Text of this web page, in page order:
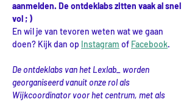
aanmelden. De ontdeklabs zitten vaak al snel
vol ; )
En wil je van tevoren weten wat we gaan
doen? Kijk dan op Instagram of Facebook.
De ontdeklabs van het Lexlab_ worden
georganiseerd vanuit onze rol als
Wijkcoordinator voor het centrum, met als